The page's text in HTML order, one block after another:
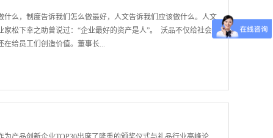
清晰明了。董事长刘昊非常赞同其品牌战略高度决定未来发展出
品牌的征途上，沃品永不止步。 上图为董事长在课程当中指点
有学员全神贯注若有所思。品牌建设的蓝图正在这群精英头脑中
么，制度告诉我们怎么做最好，人文告诉我们应该做什么。人文
松下幸之助曾说过：“企业最好的资产是人”。 沃品不仅给社会
给员工们创造价值。董事长...
界闻名的顶尖企业为何成功?纵览世界上无数成功的知名企业，我